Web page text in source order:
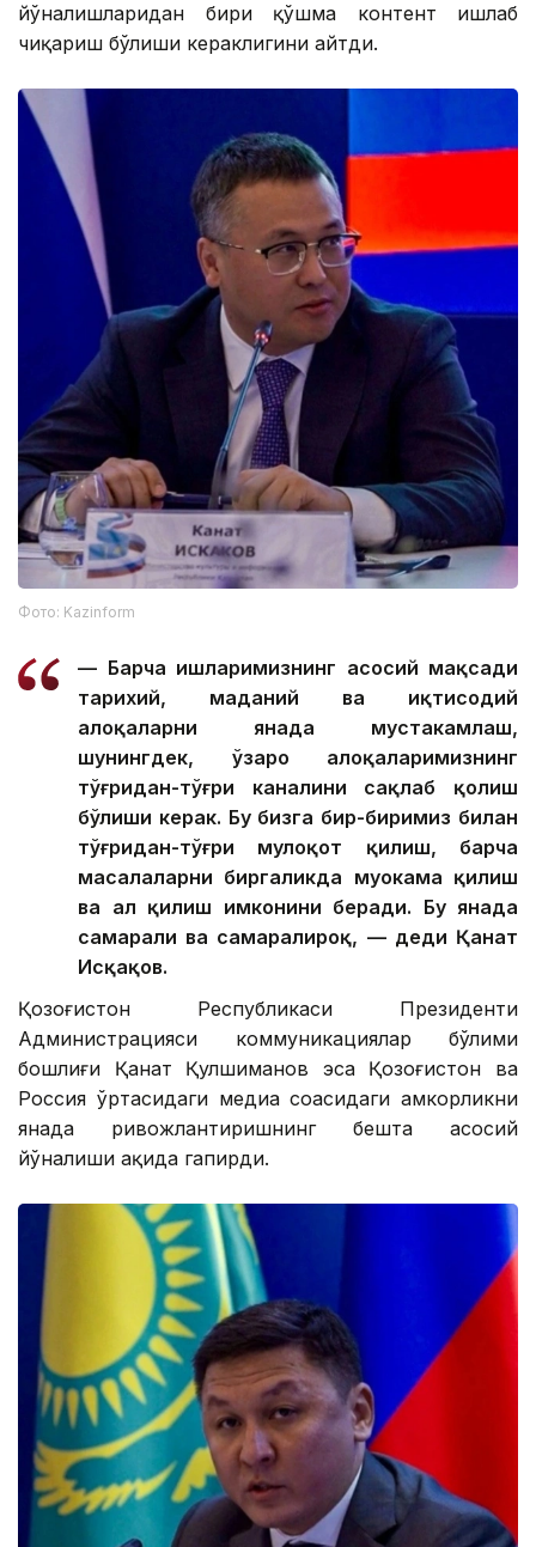
йўналишларидан бири қўшма контент ишлаб
чиқариш бўлиши кераклигини айтди.
Фото: Kazinform
— Барча ишларимизнинг асосий мақсади
тарихий, маданий ва иқтисодий
алоқаларни янада мустаҳкамлаш,
шунингдек, ўзаро алоқаларимизнинг
тўғридан-тўғри каналини сақлаб қолиш
бўлиши керак. Бу бизга бир-биримиз билан
тўғридан-тўғри мулоқот қилиш, барча
масалаларни биргаликда муҳокама қилиш
ва ҳал қилиш имконини беради. Бу янада
самарали ва самаралироқ, — деди Қанат
Исқақов.
Қозоғистон Республикаси Президенти
Администрацияси коммуникациялар бўлими
бошлиғи Қанат Қулшиманов эса Қозоғистон ва
Россия ўртасидаги медиа соҳасидаги ҳамкорликни
янада ривожлантиришнинг бешта асосий
йўналиши ҳақида гапирди.